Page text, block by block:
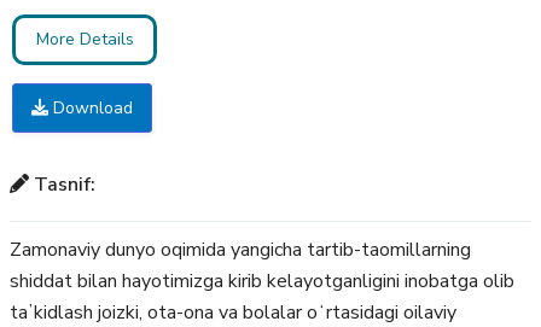
More Details
Download
Tasnif:
Zamonaviy dunyo oqimida yangicha tartib-taomillarning
shiddat bilan hayotimizga kirib kelayotganligini inobatga olib
taʼkidlash joizki, ota-ona va bolalar oʻrtasidagi oilaviy